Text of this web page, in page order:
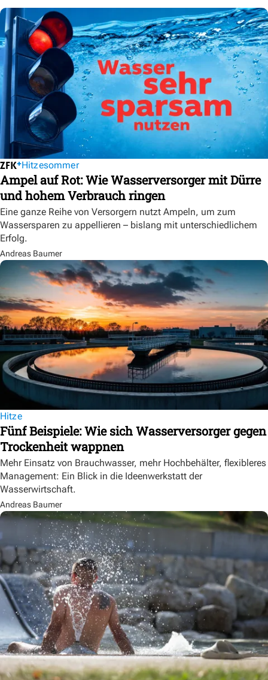
Hitzesommer
Ampel auf Rot: Wie Wasserversorger mit Dürre
und hohem Verbrauch ringen
Eine ganze Reihe von Versorgern nutzt Ampeln, um zum
Wassersparen zu appellieren – bislang mit unterschiedlichem
Erfolg.
Andreas Baumer
Hitze
Fünf Beispiele: Wie sich Wasserversorger gegen
Trockenheit wappnen
Mehr Einsatz von Brauchwasser, mehr Hochbehälter, flexibleres
Management: Ein Blick in die Ideenwerkstatt der
Wasserwirtschaft.
Andreas Baumer